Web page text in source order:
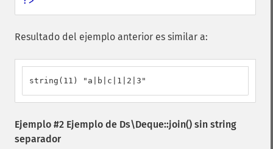
Resultado del ejemplo anterior es similar a:
string(11) "a|b|c|1|2|3"
Ejemplo #2 Ejemplo de Ds\Deque::join() sin string
separador